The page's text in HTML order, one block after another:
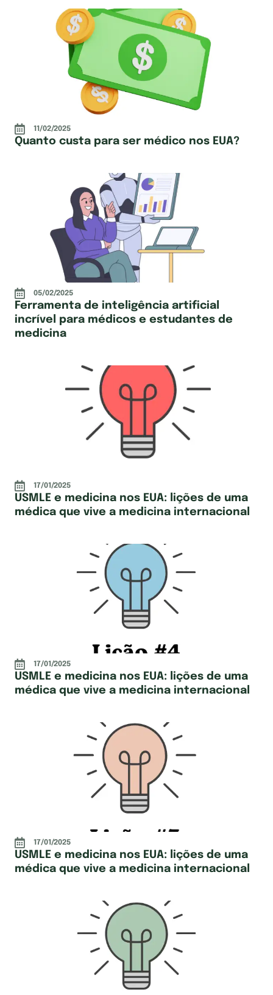
11/02/2025
Quanto custa para ser médico nos EUA?
05/02/2025
Ferramenta de inteligência artificial
incrível para médicos e estudantes de
medicina
17/01/2025
USMLE e medicina nos EUA: lições de uma
médica que vive a medicina internacional
17/01/2025
USMLE e medicina nos EUA: lições de uma
médica que vive a medicina internacional
17/01/2025
USMLE e medicina nos EUA: lições de uma
médica que vive a medicina internacional